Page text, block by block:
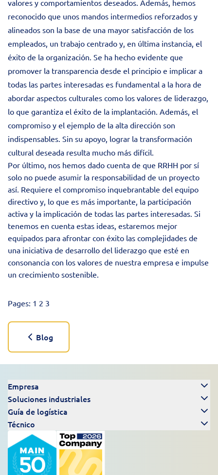
valores y comportamientos deseados. Además, hemos
reconocido que unos mandos intermedios reforzados y
alineados son la base de una mayor satisfacción de los
empleados, un trabajo centrado y, en última instancia, el
éxito de la organización. Se ha hecho evidente que
promover la transparencia desde el principio e implicar a
todas las partes interesadas es fundamental a la hora de
abordar aspectos culturales como los valores de liderazgo,
lo que garantiza el éxito de la implantación. Además, el
compromiso y el ejemplo de la alta dirección son
indispensables. Sin su apoyo, lograr la transformación
cultural deseada resulta mucho más difícil.
Por último, nos hemos dado cuenta de que RRHH por sí
solo no puede asumir la responsabilidad de un proyecto
así. Requiere el compromiso inquebrantable del equipo
directivo y, lo que es más importante, la participación
activa y la implicación de todas las partes interesadas. Si
tenemos en cuenta estas ideas, estaremos mejor
equipados para afrontar con éxito las complejidades de
una iniciativa de desarrollo del liderazgo que esté en
consonancia con los valores de nuestra empresa e impulse
un crecimiento sostenible.
Pages: 1 2 3
Blog
Empresa
Soluciones industriales
Guía de logística
Técnico